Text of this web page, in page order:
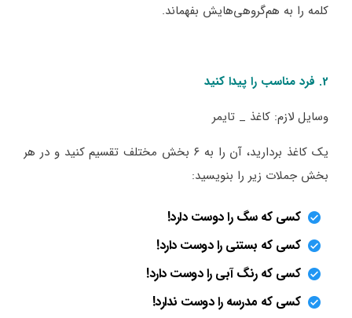
کلمه را به هم‌گروهی‌هایش بفهماند.
2. فرد مناسب را پیدا کنید
وسایل لازم: کاغذ _ تایمر
یک کاغذ بردارید، آن را به ۶ بخش مختلف تقسیم کنید و در هر
بخش جملات زیر را بنویسید:
کسی که سگ را دوست دارد!
کسی که بستنی را دوست دارد!
کسی که رنگ آبی را دوست دارد!
کسی که مدرسه را دوست ندارد!